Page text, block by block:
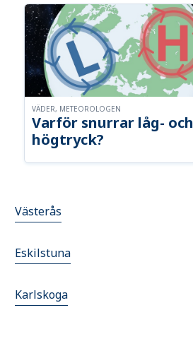
Varför snurrar låg- och
högtryck?
VÄDER, METEOROLOGEN
Västerås
Eskilstuna
Karlskoga